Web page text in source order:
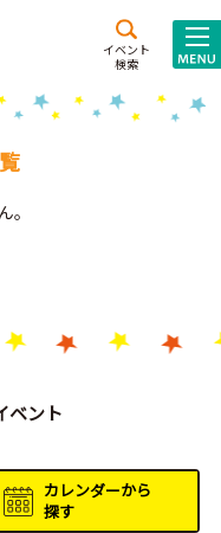
イベント
検索
施設･
。
ベント
カレンダーから
探す